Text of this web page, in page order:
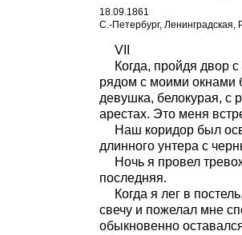
18.09.1861
С.-Петербург, Ленинградская,
VII
Когда, пройдя двор
рядом с моими окнами
девушка, белокурая, с
арестах. Это меня
Наш коридор был
длинного унтера с
Ночь я провел
последняя.
Когда я лег в
свечу и пожелал мне
обыкновенно